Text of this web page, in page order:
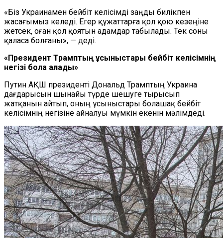
«Біз Украинамен бейбіт келісімді заңды билікпен
жасағымыз келеді. Егер құжаттарға қол қою кезеңіне
жетсек, оған қол қоятын адамдар табылады. Тек соны
қаласа болғаны», — деді.
«Президент Трамптың ұсыныстары бейбіт келісімнің
негізі бола алады»
Путин АҚШ президенті Дональд Трамптың Украина
дағдарысын шынайы түрде шешуге тырысып
жатқанын айтып, оның ұсыныстары болашақ бейбіт
келісімнің негізіне айналуы мүмкін екенін мәлімдеді.